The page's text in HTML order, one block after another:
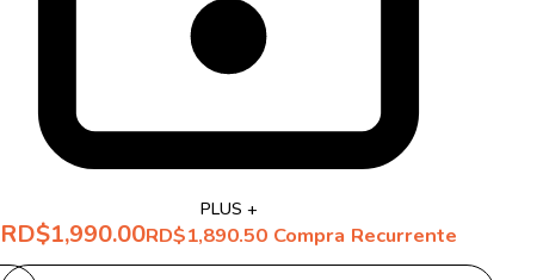
PLUS +
RD$1,990.00RD$1,890.50 Compra Recurrente